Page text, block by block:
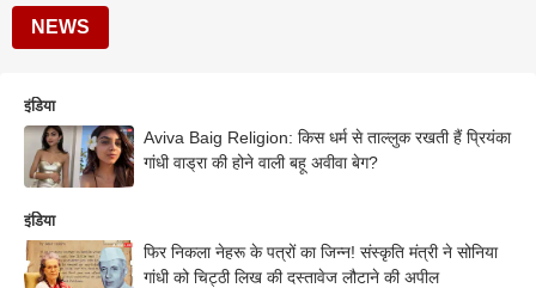
NEWS
इंडिया
Aviva Baig Religion: किस धर्म से ताल्लुक रखती हैं प्रियंका
गांधी वाड्रा की होने वाली बहू अवीवा बेग?
इंडिया
फिर निकला नेहरू के पत्रों का जिन्न! संस्कृति मंत्री ने सोनिया
गांधी को चिट्ठी लिख की दस्तावेज लौटाने की अपील